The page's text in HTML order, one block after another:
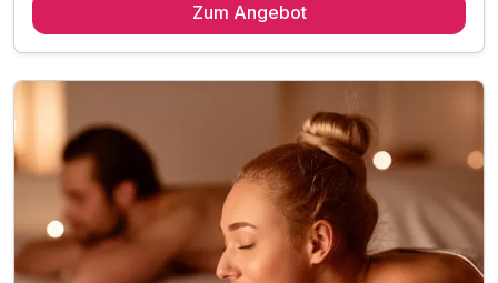
1 x leckeres Frühstück vom Buffet
inkl. Sonnenterrasse mit Blick auf die Burgberg
inkl. Ruheraum mit Panorama-Fenster
inkl. Parkplatz am Hotel
inkl. Wlan Nutzung im Hotel
Zum Angebot